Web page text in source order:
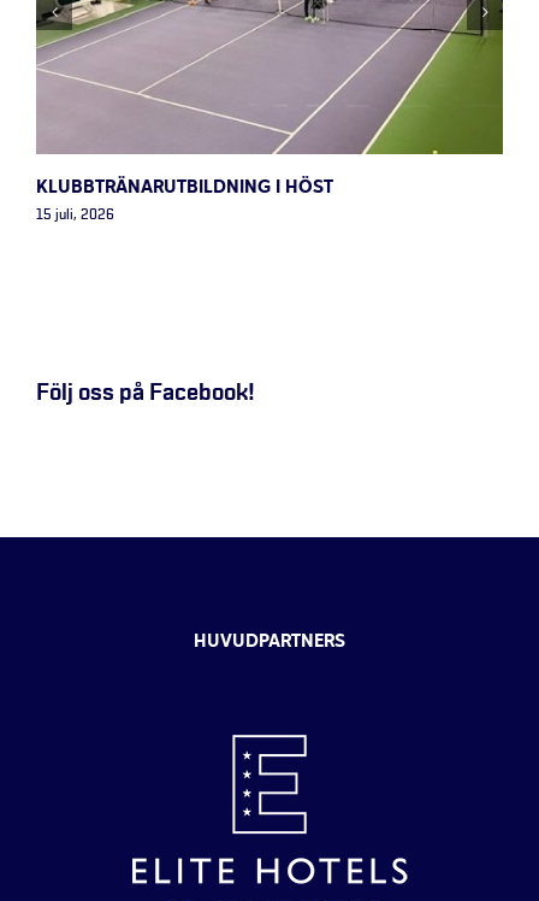
KLUBBTRÄNARUTBILDNING I HÖST
15 juli, 2026
Följ oss på Facebook!
HUVUDPARTNERS